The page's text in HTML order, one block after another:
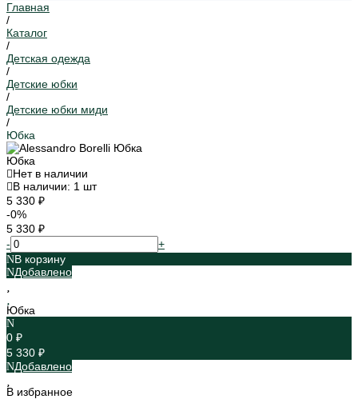
Главная
/
Каталог
/
Детская одежда
/
Детские юбки
/
Детские юбки миди
/
Юбка
Юбка
Нет в наличии
В наличии: 1 шт
5 330 ₽
-0%
5 330 ₽
-
+
В корзину
Добавлено
Юбка
0 ₽
5 330 ₽
Добавлено
В избранное